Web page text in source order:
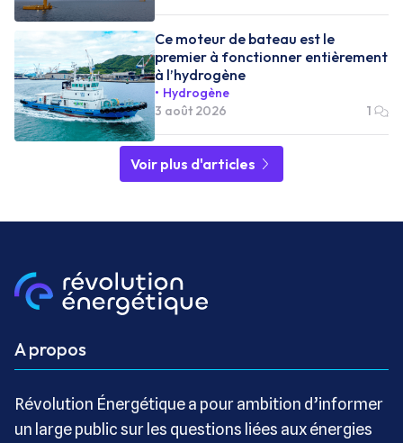
Ce moteur de bateau est le
premier à fonctionner entièrement
à l’hydrogène
Hydrogène
3 août 2026
1
Voir plus d'articles
A propos
Révolution Énergétique a pour ambition d’informer
un large public sur les questions liées aux énergies